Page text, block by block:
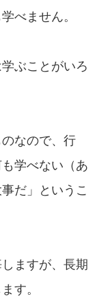
べません。
ぶことがいろ
なので、行
学べない（あ
だ」というこ
ますが、長期
す。